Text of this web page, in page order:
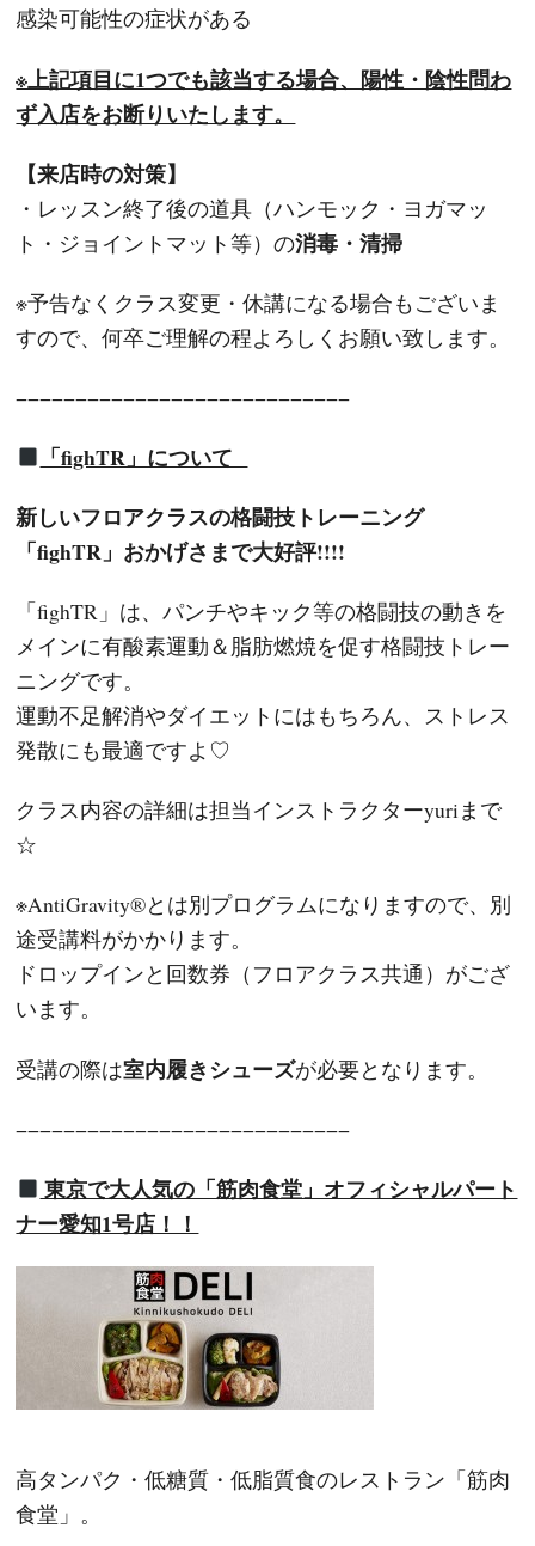
感染可能性の症状がある
※上記項目に1つでも該当する場合、陽性・陰性問わ
ず入店をお断りいたします。
【来店時の対策】
・レッスン終了後の道具（ハンモック・ヨガマッ
ト・ジョイントマット等）の消毒・清掃
※予告なくクラス変更・休講になる場合もございま
すので、何卒ご理解の程よろしくお願い致します。
−−−−−−−−−−−−−−−−−−−−−−−−−−−−
「fighTR」について
新しいフロアクラスの格闘技トレーニング
「fighTR」おかげさまで大好評!!!!
「fighTR」は、パンチやキック等の格闘技の動きを
メインに有酸素運動＆脂肪燃焼を促す格闘技トレー
ニングです。
運動不足解消やダイエットにはもちろん、ストレス
発散にも最適ですよ♡
クラス内容の詳細は担当インストラクターyuriまで
☆
※AntiGravity®とは別プログラムになりますので、別
途受講料がかかります。
ドロップインと回数券（フロアクラス共通）がござ
います。
受講の際は室内履きシューズが必要となります。
−−−−−−−−−−−−−−−−−−−−−−−−−−−−
東京で大人気の「筋肉食堂」オフィシャルパート
ナー愛知1号店！！
高タンパク・低糖質・低脂質食のレストラン「筋肉
食堂」。